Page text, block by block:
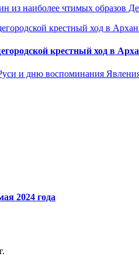
из наиболее чтимых образов
крестный ход в
и дню воспоминания
2024 года